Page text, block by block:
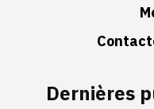
Dernières